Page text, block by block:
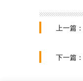
上一篇：
下一篇：